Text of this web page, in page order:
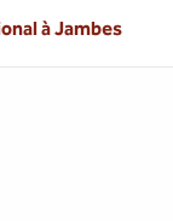
à Jambes